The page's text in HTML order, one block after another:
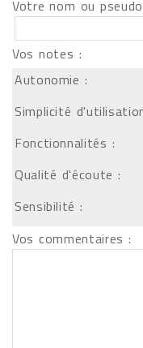
Votre nom ou
Vos notes :
Autonomie :
Simplicité
Fonctionnalités :
Qualité d'écoute :
Sensibilité :
Vos commentaires :